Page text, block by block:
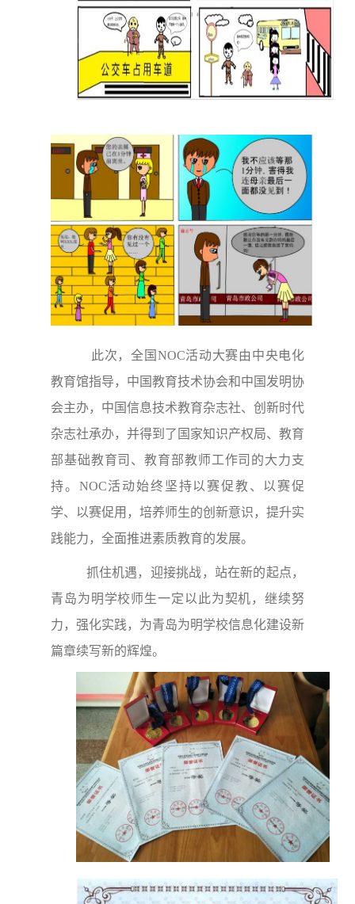
此次，全国NOC活动大赛由中央电化
教育馆指导，中国教育技术协会和中国发明协
会主办，中国信息技术教育杂志社、创新时代
杂志社承办，并得到了国家知识产权局、教育
部基础教育司、教育部教师工作司的大力支
持。NOC活动始终坚持以赛促教、以赛促
学、以赛促用，培养师生的创新意识，提升实
践能力，全面推进素质教育的发展。
抓住机遇，迎接挑战，站在新的起点，
青岛为明学校师生一定以此为契机，继续努
力，强化实践，为青岛为明学校信息化建设新
篇章续写新的辉煌。